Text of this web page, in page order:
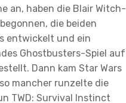
an, haben die Blair Witch-
die beiden
entwickelt und ein
Ghostbusters-Spiel auf
Dann kam Star Wars
mancher runzelte die
TWD: Survival Instinct